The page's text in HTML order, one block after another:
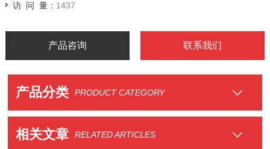
访 问 量： 1437
产品咨询 联系我们
产品分类 PRODUCT CATEGORY
相关文章 RELATED ARTICLES